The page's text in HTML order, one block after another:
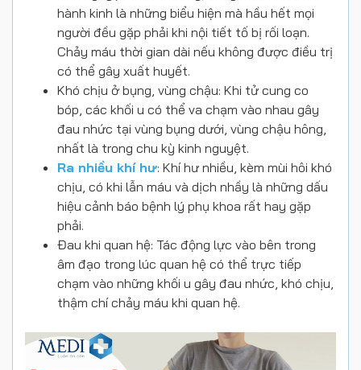
hành kinh là những biểu hiện mà hầu hết mọi
người đều gặp phải khi nội tiết tố bị rối loạn.
Chảy máu thời gian dài nếu không được điều trị
có thể gây xuất huyết.
Khó chịu ở bụng, vùng chậu: Khi tử cung co
bóp, các khối u có thể va chạm vào nhau gây
đau nhức tại vùng bụng dưới, vùng chậu hông,
nhất là trong chu kỳ kinh nguyệt.
Ra nhiều khí hư: Khí hư nhiều, kèm mùi hôi khó
chịu, có khi lẫn máu và dịch nhầy là những dấu
hiệu cảnh báo bệnh lý phụ khoa rất hay gặp
phải.
Đau khi quan hệ: Tác động lực vào bên trong
âm đạo trong lúc quan hệ có thể trực tiếp
chạm vào những khối u gây đau nhức, khó chịu,
thậm chí chảy máu khi quan hệ.